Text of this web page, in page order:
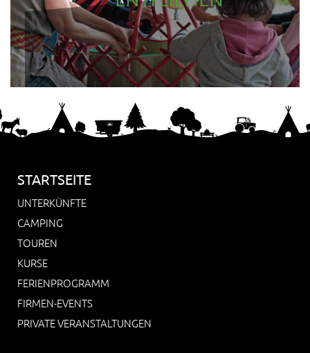
STARTSEITE
UNTERKÜNFTE
CAMPING
TOUREN
KURSE
FERIENPROGRAMM
FIRMEN-EVENTS
PRIVATE VERANSTALTUNGEN